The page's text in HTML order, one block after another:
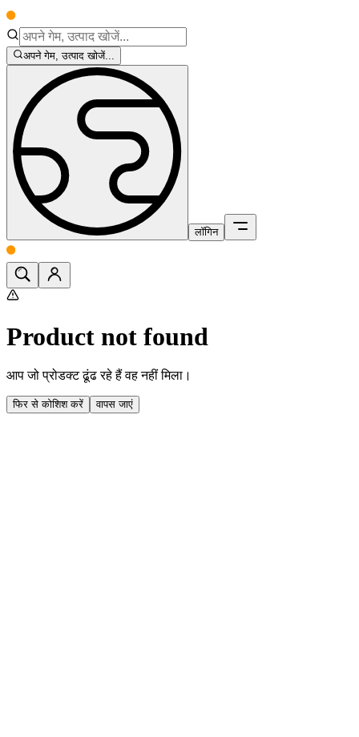
अपने गेम, उत्पाद खोजें...
लॉगिन
Product not found
आप जो प्रोडक्ट ढूंढ रहे हैं वह नहीं मिला।
फिर से कोशिश करें वापस जाएं